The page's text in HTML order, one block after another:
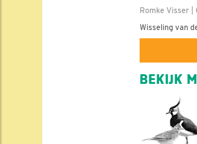
Romke Visser |
Wisseling van
BEKIJK